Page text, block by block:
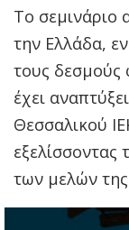
Το σεμινάριο
την Ελλάδα,
τους δεσμούς
έχει
Θεσσαλικού
εξελίσσοντας
των μελών